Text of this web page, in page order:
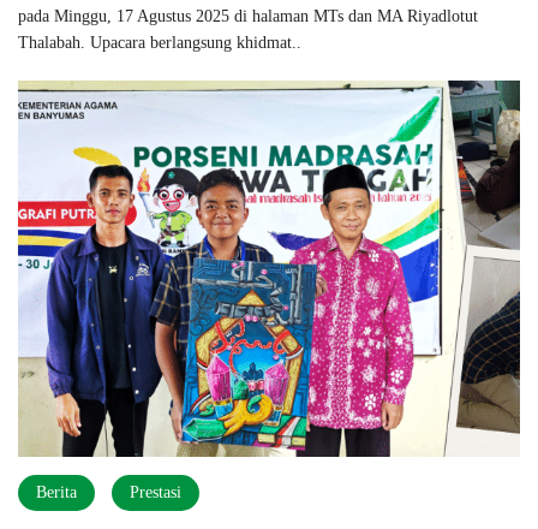
pada Minggu, 17 Agustus 2025 di halaman MTs dan MA Riyadlotut
Thalabah. Upacara berlangsung khidmat..
Berita Prestasi